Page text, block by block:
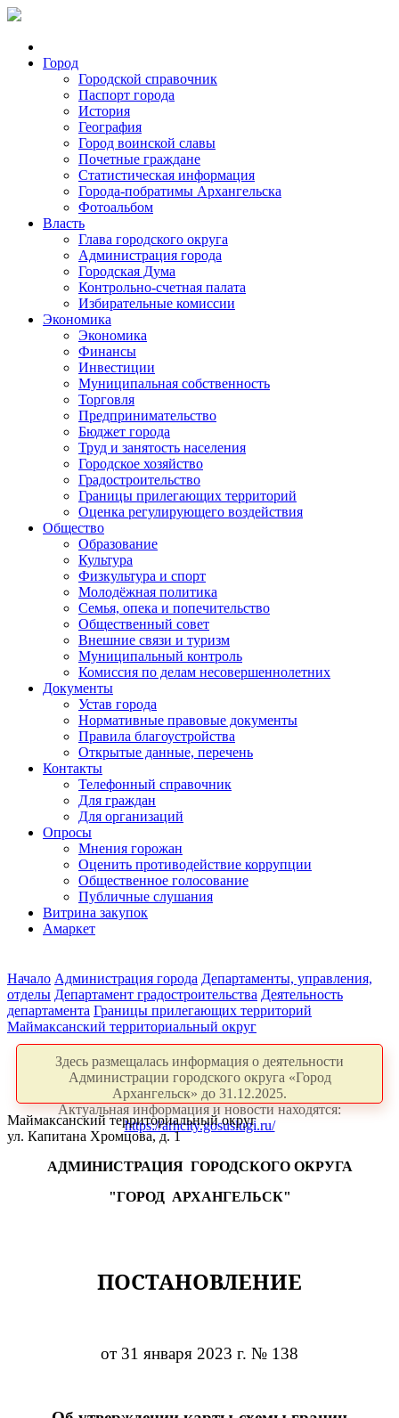
Город
Городской справочник
Паспорт города
История
География
Город воинской славы
Почетные граждане
Статистическая информация
Города-побратимы Архангельска
Фотоальбом
Власть
Глава городского округа
Администрация города
Городская Дума
Контрольно-счетная палата
Избирательные комиссии
Экономика
Экономика
Финансы
Инвестиции
Муниципальная собственность
Торговля
Предпринимательство
Бюджет города
Труд и занятость населения
Городское хозяйство
Градостроительство
Границы прилегающих территорий
Оценка регулирующего воздействия
Общество
Образование
Культура
Физкультура и спорт
Молодёжная политика
Семья, опека и попечительство
Общественный совет
Внешние связи и туризм
Муниципальный контроль
Комиссия по делам несовершеннолетних
Документы
Устав города
Нормативные правовые документы
Правила благоустройства
Открытые данные, перечень
Контакты
Телефонный справочник
Для граждан
Для организаций
Опросы
Мнения горожан
Оценить противодействие коррупции
Общественное голосование
Публичные слушания
Витрина закупок
Амаркет
Начало Администрация города Департаменты, управления,
отделы Департамент градостроительства Деятельность
департамента Границы прилегающих территорий
Маймаксанский территориальный округ
Здесь размещалась информация о деятельности
Администрации городского округа «Город
Архангельск» до 31.12.2025.
Актуальная информация и новости находятся:
https://arhcity.gosuslugi.ru/
Маймаксанский территориальный округ
ул. Капитана Хромцова, д. 1
АДМИНИСТРАЦИЯ ГОРОДСКОГО ОКРУГА
"ГОРОД АРХАНГЕЛЬСК"
ПОСТАНОВЛЕНИЕ
от 31 января 2023 г. № 138